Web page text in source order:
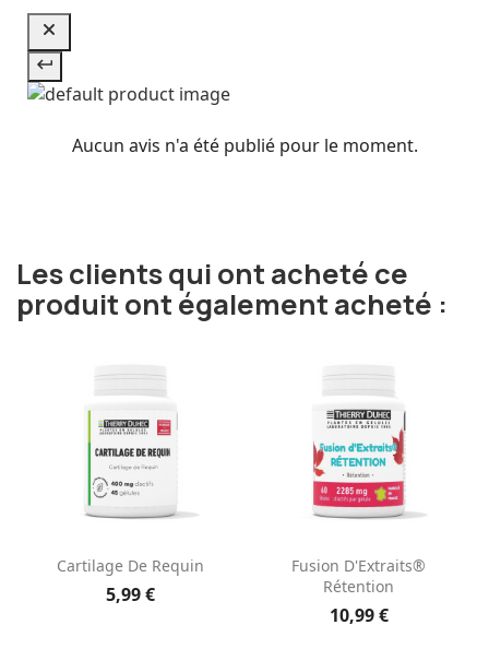
Aucun avis n'a été publié pour le moment.
Les clients qui ont acheté ce
produit ont également acheté :
Cartilage De Requin
5,99 €
Fusion D'Extraits®
Rétention
10,99 €